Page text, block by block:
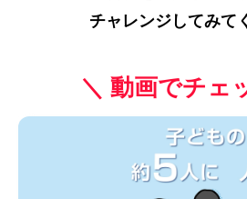
チャレンジしてみて
＼ 動画でチ